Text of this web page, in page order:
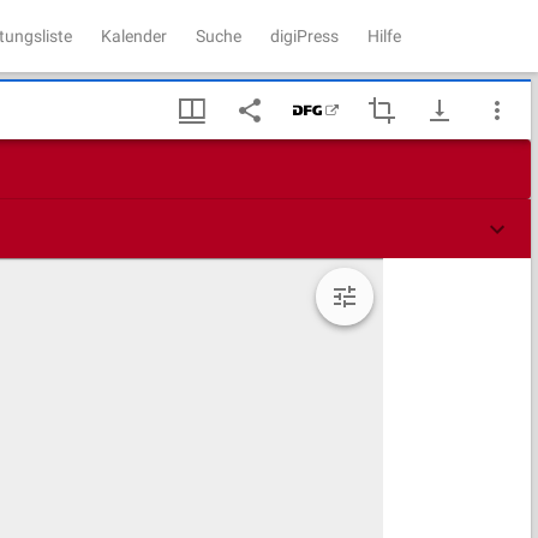
Kalender Suche digiPress Hilfe